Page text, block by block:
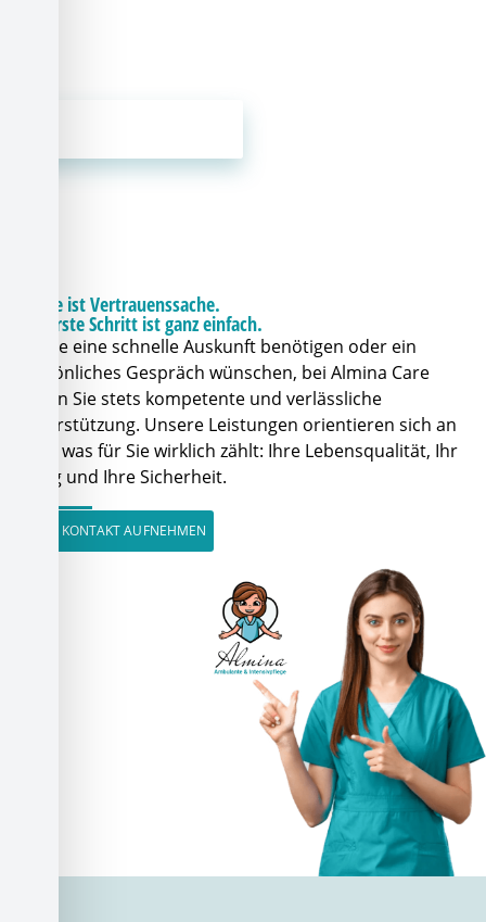
Pflege ist Vertrauenssache.
Der erste Schritt ist ganz einfach.
Ob Sie eine schnelle Auskunft benötigen oder ein
persönliches Gespräch wünschen, bei Almina Care
finden Sie stets kompetente und verlässliche
Unterstützung. Unsere Leistungen orientieren sich an
dem, was für Sie wirklich zählt: Ihre Lebensqualität, Ihr
Alltag und Ihre Sicherheit.
JETZT KONTAKT AUFNEHMEN